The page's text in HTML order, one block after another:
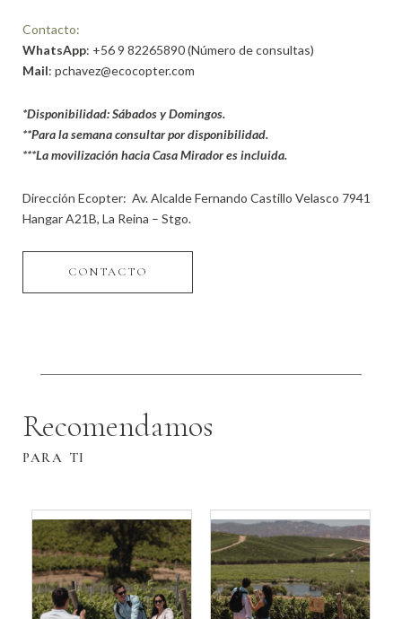
Contacto:
WhatsApp: +56 9 82265890(Número de consultas)
Mail: pchavez@ecocopter.com
*Disponibilidad: Sábados y Domingos.
**Para la semana consultar por disponibilidad.
***La movilización hacia Casa Mirador es incluida.
Dirección Ecopter: Av. Alcalde Fernando Castillo Velasco 7941
Hangar A21B, La Reina – Stgo.
CONTACTO
Recomendamos
PARA TI